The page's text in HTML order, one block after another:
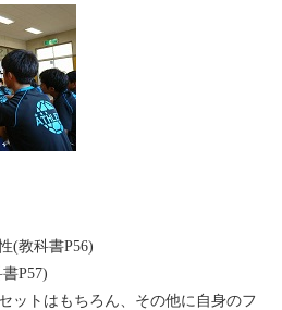
(教科書P56)
P57)
ットはもちろん、その他に自身のフ